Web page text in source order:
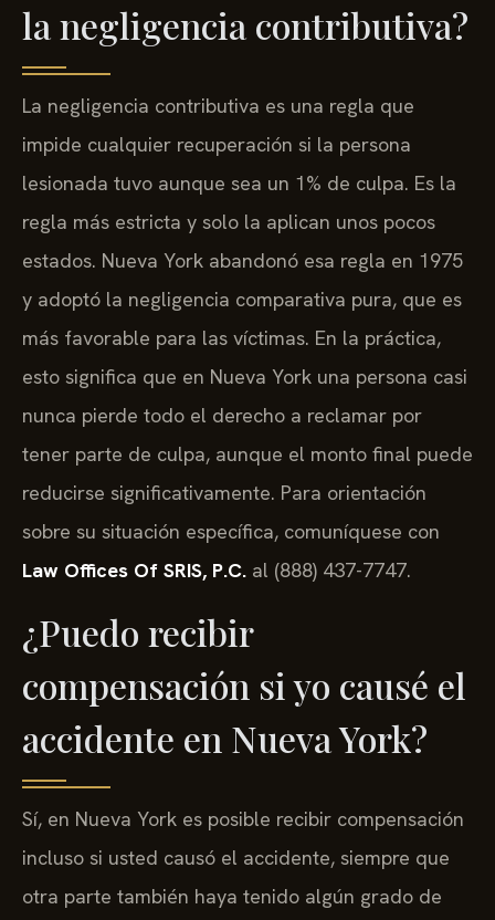
la negligencia contributiva?
La negligencia contributiva es una regla que
impide cualquier recuperación si la persona
lesionada tuvo aunque sea un 1% de culpa. Es la
regla más estricta y solo la aplican unos pocos
estados. Nueva York abandonó esa regla en 1975
y adoptó la negligencia comparativa pura, que es
más favorable para las víctimas. En la práctica,
esto significa que en Nueva York una persona casi
nunca pierde todo el derecho a reclamar por
tener parte de culpa, aunque el monto final puede
reducirse significativamente. Para orientación
sobre su situación específica, comuníquese con
Law Offices Of SRIS, P.C. al (888) 437-7747.
¿Puedo recibir
compensación si yo causé el
accidente en Nueva York?
Sí, en Nueva York es posible recibir compensación
incluso si usted causó el accidente, siempre que
otra parte también haya tenido algún grado de